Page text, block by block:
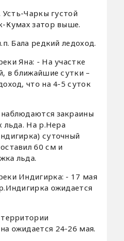
Усть-Чаркы густой
Кумах затор выше.
Бала редкий ледоход.
Яна: - На участке
в ближайшие сутки –
что на 4-5 суток
закраины
льда. На р.Нера
суточный
60 см и
льда.
Индигирка: - 17 мая
ожидается
ожидается 24-26 мая.